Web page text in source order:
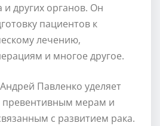
и других органов. Он
пациентов к
лечению,
и многое другое.
Павленко уделяет
мерам и
с развитием рака.